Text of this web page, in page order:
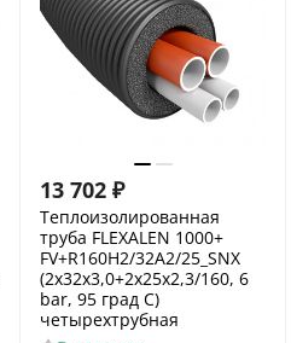
13 702 ₽
Теплоизолированная
труба FLEXALEN 1000+
FV+R160H2/32A2/25_SNX
(2x32x3,0+2x25x2,3/160, 6
bar, 95 град С)
четырехтрубная